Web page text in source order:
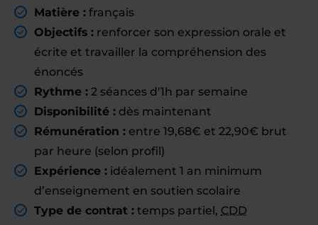
Matière : français
Objectifs : renforcer son expression orale et
écrite et travailler la compréhension des
énoncés
Rythme : 2 séances d'1h par semaine
Disponibilité : dès maintenant
Rémunération : entre 19,68€ et 22,90€ brut
par heure (selon profil)
Expérience : idéalement 1 an minimum
d’enseignement en soutien scolaire
Type de contrat : temps partiel, CDD